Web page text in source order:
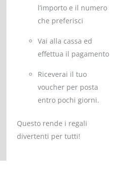
l’importo e il numero
che preferisci
Vai alla cassa ed
effettua il pagamento
Riceverai il tuo
voucher per posta
entro pochi giorni.
Questo rende i regali
divertenti per tutti!